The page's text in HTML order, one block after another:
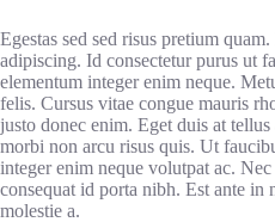
Egestas sed sed risus pretium
adipiscing. Id consectetur purus ut
elementum integer enim neque.
felis. Cursus vitae congue mauris
justo donec enim. Eget duis at
morbi non arcu risus quis. Ut
integer enim neque volutpat ac.
consequat id porta nibh. Est ante in
molestie a.